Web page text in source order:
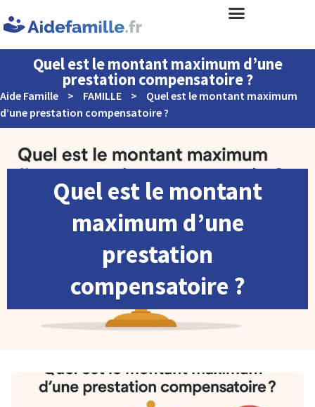
Quel est le montant maximum d’une
prestation compensatoire ?
Aide Famille > FAMILLE >
Quel est le montant maximum
d’une prestation compensatoire ?
Quel est le montant
maximum d’une
prestation
compensatoire ?